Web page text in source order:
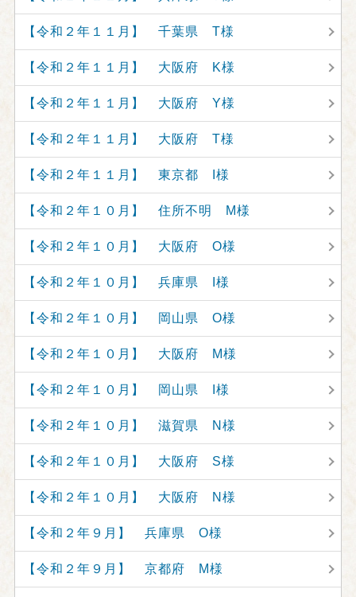
【令和２年１１月】 千葉県 T様
【令和２年１１月】 大阪府 K様
【令和２年１１月】 大阪府 Y様
【令和２年１１月】 大阪府 T様
【令和２年１１月】 東京都 I様
【令和２年１０月】 住所不明 M様
【令和２年１０月】 大阪府 O様
【令和２年１０月】 兵庫県 I様
【令和２年１０月】 岡山県 O様
【令和２年１０月】 大阪府 M様
【令和２年１０月】 岡山県 I様
【令和２年１０月】 滋賀県 N様
【令和２年１０月】 大阪府 S様
【令和２年１０月】 大阪府 N様
【令和２年９月】 兵庫県 O様
【令和２年９月】 京都府 M様